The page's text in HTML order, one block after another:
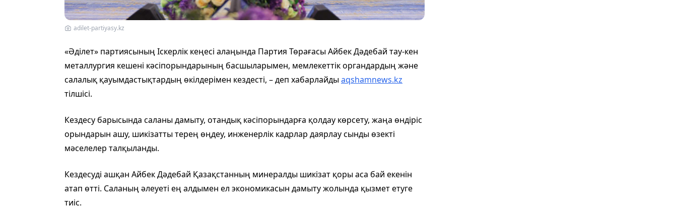
adilet-partiyasy.kz
«Әділет» партиясының Іскерлік кеңесі алаңында Партия Төрағасы Айбек Дәдебай тау-кен
металлургия кешені кәсіпорындарының басшыларымен, мемлекеттік органдардың және
салалық қауымдастықтардың өкілдерімен кездесті, – деп хабарлайдыaqshamnews.kz
тілшісі.
Кездесу барысында саланы дамыту, отандық кәсіпорындарға қолдау көрсету, жаңа өндіріс
орындарын ашу, шикізатты терең өңдеу, инженерлік кадрлар даярлау сынды өзекті
мәселелер талқыланды.
Кездесуді ашқан Айбек Дәдебай Қазақстанның минералды шикізат қоры аса бай екенін
атап өтті. Саланың әлеуеті ең алдымен ел экономикасын дамыту жолында қызмет етуге
тиіс.